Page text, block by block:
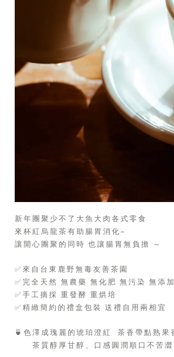
新年團聚少不了大魚大肉各式零食
來杯紅烏龍茶有助腸胃消化 ~
讓開心團聚的同時 也讓腸胃無負擔 ～
✅ 來自台東鹿野無毒友善茶園
✅ 完全天然 無農藥 無化肥 無污染
無添加
✅手工摘採 重發酵 重烘培
✅精緻簡約的禮盒包裝 送禮自用兩相宜
🍵 色澤成瑰麗的琥珀澄紅
茶香帶點熟果
茶質醇厚甘醇、口感圓潤順口不苦澀